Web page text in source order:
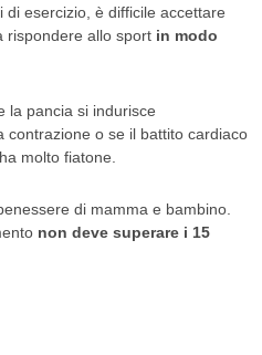
esercizio, è difficile accettare
rispondere allo sport in modo
la pancia si indurisce
contrazione o se il battito cardiaco
molto fiatone.
di mamma e bambino.
non deve superare i 15